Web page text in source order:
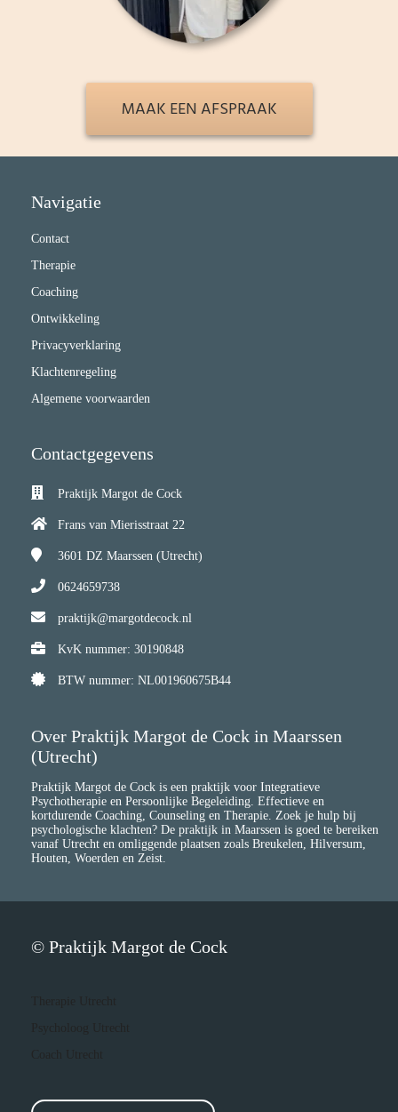
MAAK EEN AFSPRAAK
Navigatie
Contact
Therapie
Coaching
Ontwikkeling
Privacyverklaring
Klachtenregeling
Algemene voorwaarden
Contactgegevens
Praktijk Margot de Cock
Frans van Mierisstraat 22
3601 DZ Maarssen (Utrecht)
0624659738
praktijk@margotdecock.nl
KvK nummer: 30190848
BTW nummer: NL001960675B44
Over Praktijk Margot de Cock in Maarssen
(Utrecht)
Praktijk Margot de Cock is een praktijk voor Integratieve
Psychotherapie en Persoonlijke Begeleiding. Effectieve en
kortdurende Coaching, Counseling en Therapie. Zoek je hulp bij
psychologische klachten? De praktijk in Maarssen is goed te bereiken
vanaf Utrecht en omliggende plaatsen zoals Breukelen, Hilversum,
Houten, Woerden en Zeist.
© Praktijk Margot de Cock